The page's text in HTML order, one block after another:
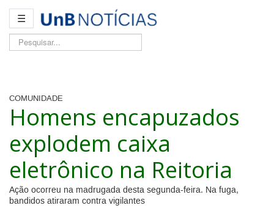
☰
Pesquisar...
COMUNIDADE
Homens encapuzados
explodem caixa
eletrônico na Reitoria
Ação ocorreu na madrugada desta segunda-feira. Na fuga,
bandidos atiraram contra vigilantes